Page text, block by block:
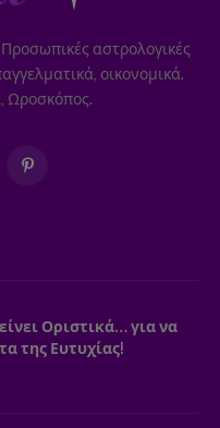
αστρολογικές
οικονομικά.
Ωροσκόπος.
Pinterest
Οριστικά… για να
της Ευτυχίας!